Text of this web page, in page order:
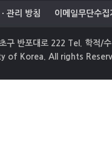
관리 방침 이메일무단수집
구 반포대로 222 Tel. 학적/
of Korea. All rights